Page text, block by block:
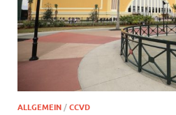
ALLGEMEIN/CCVD